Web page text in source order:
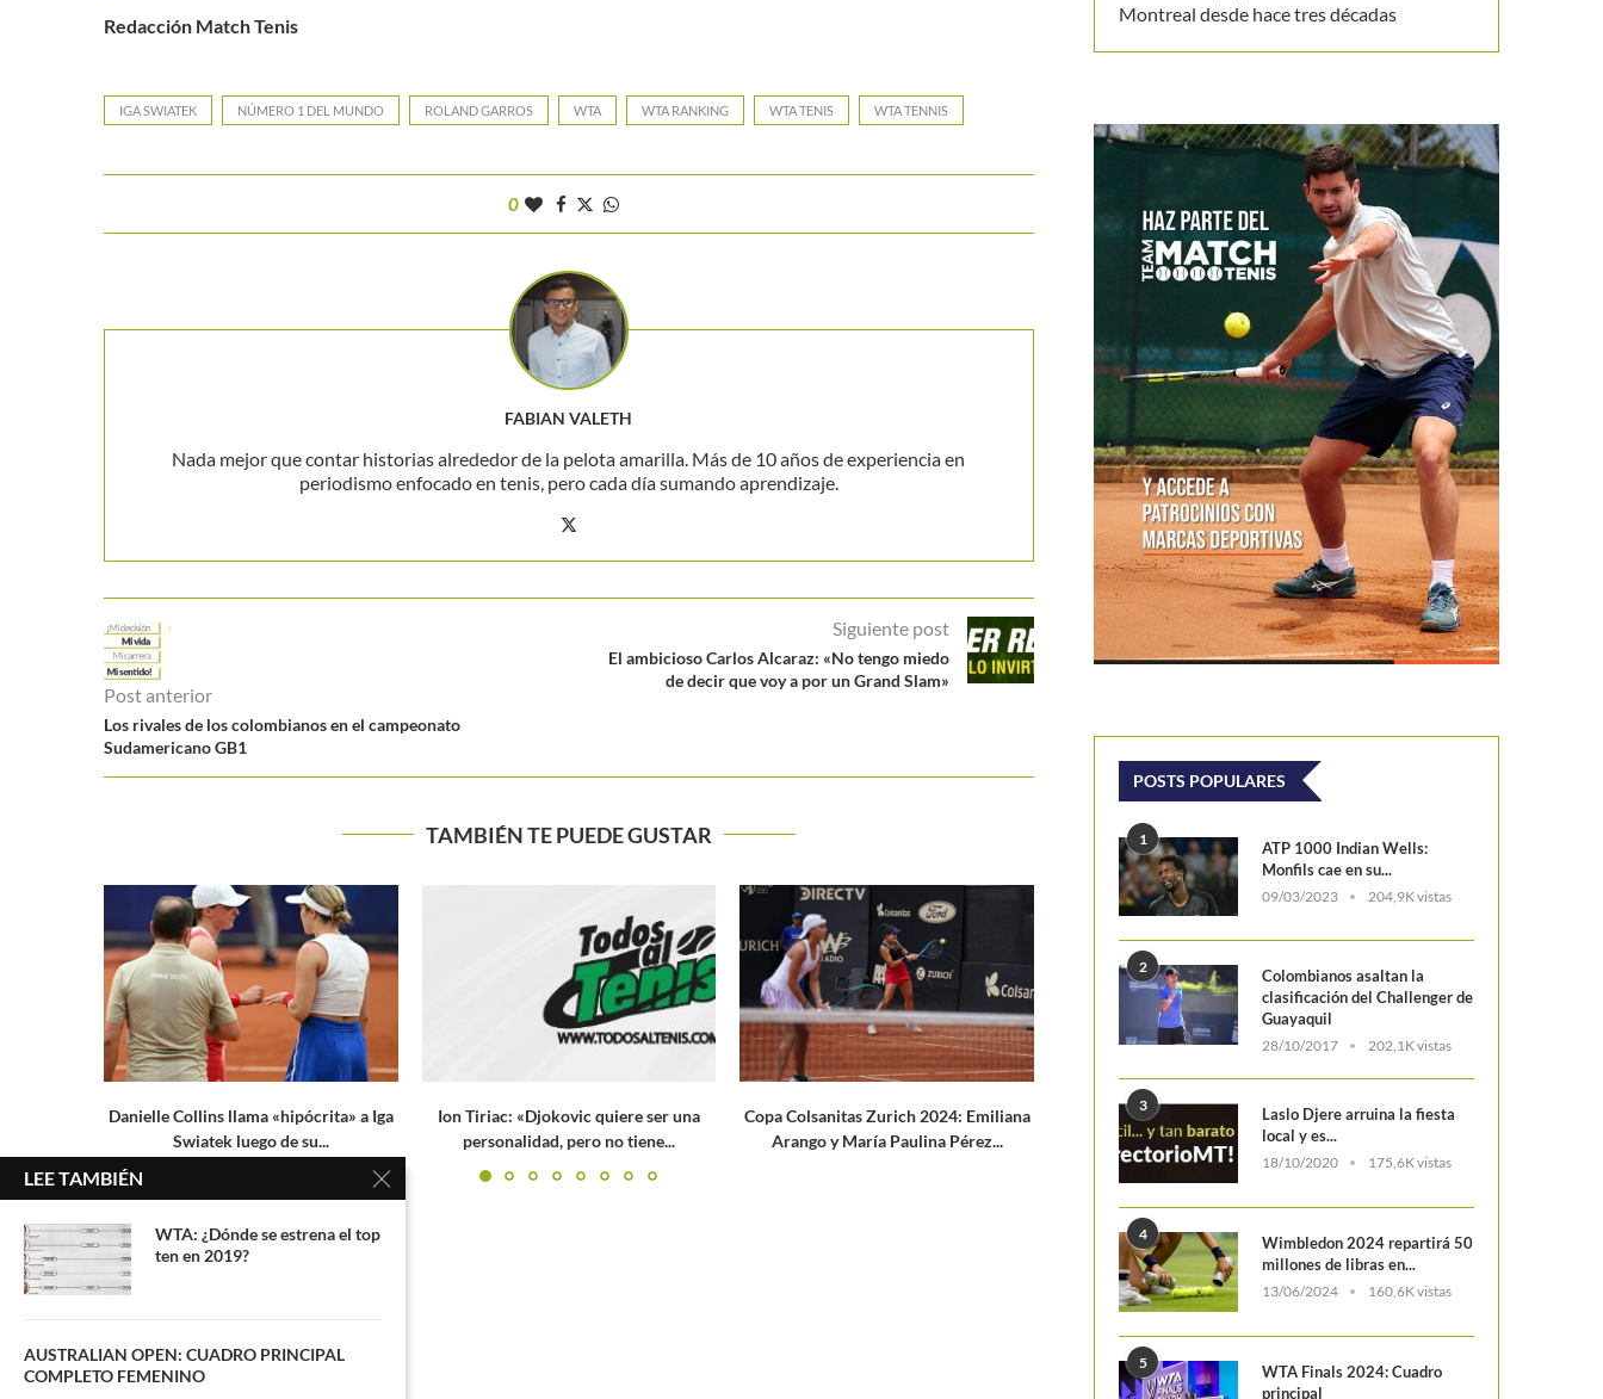
Redacción Match Tenis
IGA SWIATEK NÚMERO 1 DEL MUNDO ROLAND GARROS WTA WTA RANKING WTA TENIS WTA TENNIS
0
FABIAN VALETH
Nada mejor que contar historias alrededor de la pelota amarilla. Más de 10 años de experiencia en
periodismo enfocado en tenis, pero cada día sumando aprendizaje.
Post anterior
Los rivales de los colombianos en el campeonato
Sudamericano GB1
Siguiente post
El ambicioso Carlos Alcaraz: «No tengo miedo
de decir que voy a por un Grand Slam»
TAMBIÉN TE PUEDE GUSTAR
Ion Tiriac: «Djokovic quiere ser una
personalidad, pero no tiene...
Copa Colsanitas Zurich 2024: Emiliana
Arango y María Paulina Pérez...
El cielo es exclusivo para
«privilegiados»
Emiliana Arango tendrá la oportunidad
de jugar un WTA 250...
United Cup 2024: Polonia y
Montreal desde hace tres décadas
POSTS POPULARES
1
ATP 1000 Indian Wells:
Monfils cae en su...
09/03/2023 204,9K vistas
2
Colombianos asaltan la
clasificación del Challenger de
Guayaquil
28/10/2017 202,1K vistas
3
Laslo Djere arruina la fiesta
local y es...
18/10/2020 175,6K vistas
4
Wimbledon 2024 repartirá 50
millones de libras en...
13/06/2024 160,6K vistas
5
WTA Finals 2024: Cuadro
principal
LEE TAMBIÉN
WTA: ¿Dónde se estrena el top
ten en 2019?
AUSTRALIAN OPEN: CUADRO PRINCIPAL
COMPLETO FEMENINO